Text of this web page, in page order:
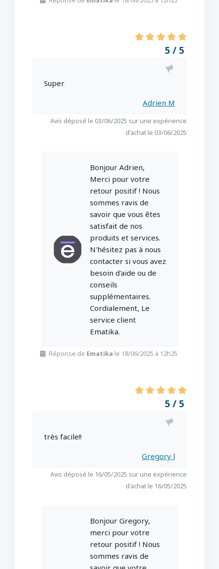
5 / 5
Super
Adrien M
Avis déposé le 03/06/2025 sur une expérience
d'achat le 03/06/2025
Bonjour Adrien,
Merci pour votre
retour positif ! Nous
sommes ravis de
savoir que vous êtes
satisfait de nos
produits et services.
N'hésitez pas à nous
contacter si vous avez
besoin d'aide ou de
conseils
supplémentaires.
Cordialement, Le
service client
Ematika.
Réponse de Ematika le 18/06/2025 à 12h25
5 / 5
très facile!!
Gregory l
Avis déposé le 16/05/2025 sur une expérience
d'achat le 16/05/2025
Bonjour Gregory,
merci pour votre
retour positif ! Nous
sommes ravis de